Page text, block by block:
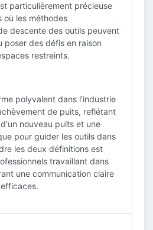
particulièrement précieuse
où les méthodes
descente des outils peuvent
poser des défis en raison
restreints.
polyvalent dans l'industrie
de puits, reflétant
nouveau puits et une
pour guider les outils dans
les deux définitions est
travaillant dans
une communication claire